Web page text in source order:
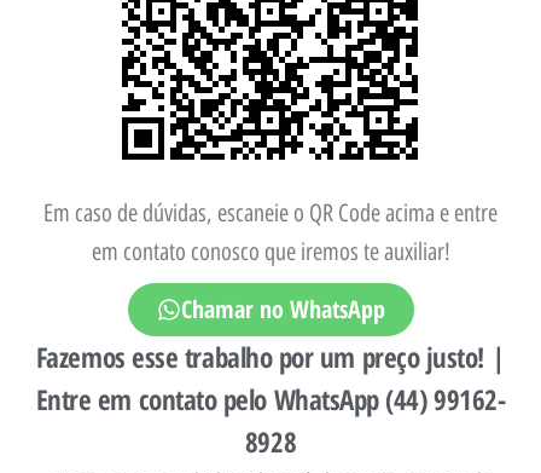
Em caso de dúvidas, escaneie o QR Code acima e entre
em contato conosco que iremos te auxiliar!
Chamar no WhatsApp
Fazemos esse trabalho por um preço justo! |
Entre em contato pelo WhatsApp (44) 99162-
8928